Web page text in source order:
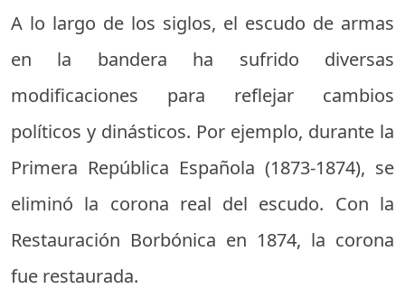
A lo largo de los siglos, el escudo de armas
en la bandera ha sufrido diversas
modificaciones para reflejar cambios
políticos y dinásticos. Por ejemplo, durante la
Primera República Española (1873-1874), se
eliminó la corona real del escudo. Con la
Restauración Borbónica en 1874, la corona
fue restaurada.